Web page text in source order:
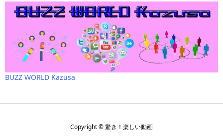
BUZZ WORLD Kazusa
Copyright ©驚き！楽しい動画